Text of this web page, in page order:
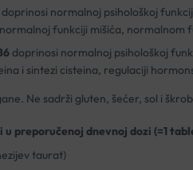
doprinosi normalnoj psihološkoj
funkciji mišića, normalnom
doprinosi normalnoj psihološkoj
i sintezi cisteina, regulaciji
Ne sadrži gluten, šećer, sol i
u preporučenoj dnevnoj dozi (=1
taurat)